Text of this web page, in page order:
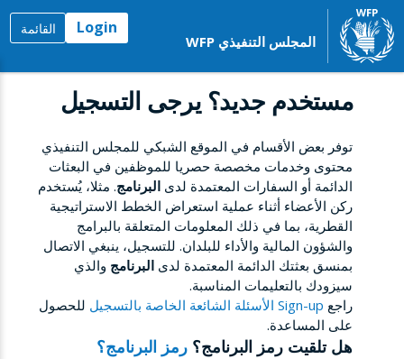
المجلس التنفيذي WFP
Login القائمة
مستخدم جديد؟ يرجى التسجيل
توفر بعض الأقسام في الموقع الشبكي للمجلس التنفيذي
محتوى وخدمات مخصصة حصريا للموظفين في البعثات
الدائمة أو السفارات المعتمدة لدى البرنامج. مثلا، يُستخدم
ركن الأعضاء أثناء عملية استعراض الخطط الاستراتيجية
القطرية، بما في ذلك المعلومات المتعلقة بالبرامج
والشؤون المالية والأداء للبلدان. للتسجيل، ينبغي الاتصال
بمنسق بعثتك الدائمة المعتمدة لدى البرنامج والذي
سيزودك بالتعليمات المناسبة.
راجع Sign-up الأسئلة الشائعة الخاصة بالتسجيل
للحصول
على المساعدة.
هل تلقيت رمز البرنامج؟ رمز البرنامج؟